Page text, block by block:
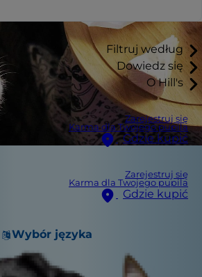
Filtruj według
Dowiedz się
O Hill's
Zarejestruj się
Karma dla Twojego pupila
Gdzie kupić
Zarejestruj się
Karma dla Twojego pupila
Gdzie kupić
Wybór języka